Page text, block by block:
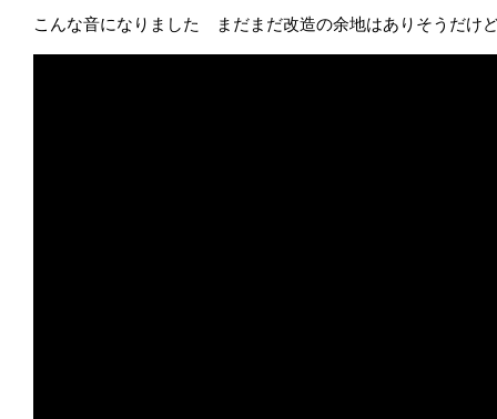
こんな音になりました まだまだ改造の余地はありそうだけ